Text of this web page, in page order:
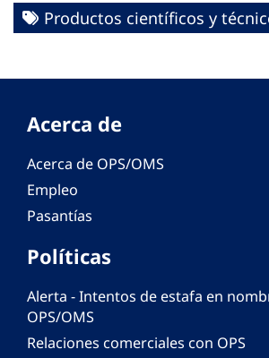
Productos científicos y
Acerca de
Acerca de OPS/OMS
Empleo
Pasantías
Políticas
Alerta - Intentos de estafa en
OPS/OMS
Relaciones comerciales con OPS